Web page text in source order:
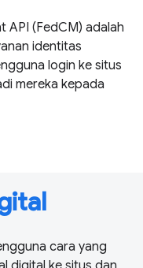
API (FedCM) adalah
identitas
login ke situs
mereka kepada
cara yang